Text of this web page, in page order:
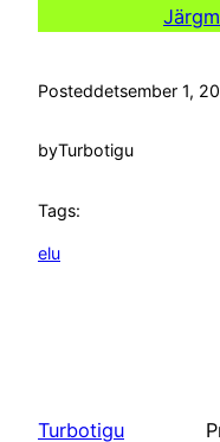
Posteddetsember 1,
byTurbotigu
Tags:
elu
Turbotigu